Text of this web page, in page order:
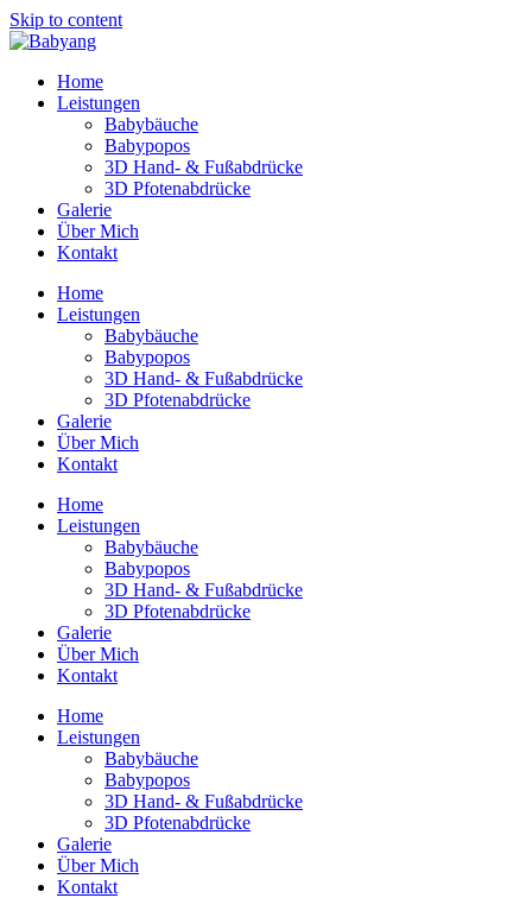
Skip to content
Home
Leistungen
Babybäuche
Babypopos
3D Hand- & Fußabdrücke
3D Pfotenabdrücke
Galerie
Über Mich
Kontakt
Home
Leistungen
Babybäuche
Babypopos
3D Hand- & Fußabdrücke
3D Pfotenabdrücke
Galerie
Über Mich
Kontakt
Home
Leistungen
Babybäuche
Babypopos
3D Hand- & Fußabdrücke
3D Pfotenabdrücke
Galerie
Über Mich
Kontakt
Home
Leistungen
Babybäuche
Babypopos
3D Hand- & Fußabdrücke
3D Pfotenabdrücke
Galerie
Über Mich
Kontakt